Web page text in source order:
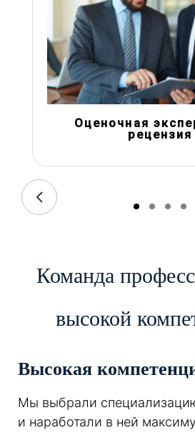
Оценочная
рецензия
Команда
высокой
Высокая
Мы выбрали
и наработали в ней